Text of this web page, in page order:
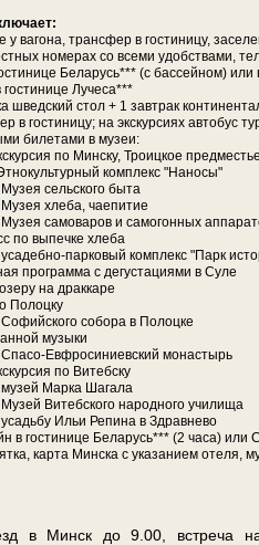
у ва­го­на, транс­фер в го­сти­ни­цу,
но­ме­рах со все­ми удоб­ства­ми,
Бе­ла­русь*** (с бас­сей­ном)
Лучеса***
швед­ский стол + 1 завтрак
в го­сти­ни­цу; на экс­кур­си­ях ав­то­бус
би­ле­та­ми в му­зеи:
по Мин­ску, Тро­иц­кое
ком­плекс "На­но­сы"
сельского бы­та
хле­ба, чаепитие
са­мо­ва­ров и са­мо­гон­ных
по выпечке хле­ба
усадебно-парковый ком­плекс "Парк
про­грам­ма с де­гу­ста­ци­я­ми в Су­ле
на драккаре
Полоцку
со­бо­ра в По­лоц­ке
му­зы­ки
Спасо-Евфросиниевский мо­на­стырь
по Ви­теб­ску
му­зей Мар­ка Ша­га­ла
Музей Витебского на­род­но­го училища
усадь­бу Ильи Ре­пи­на в Здрав­не­во
в го­сти­ни­це Бе­ла­русь*** (2 ча­са)
кар­та Мин­ска с ука­за­ни­ем оте­ля,
в Минск до 9.00, встре­ча